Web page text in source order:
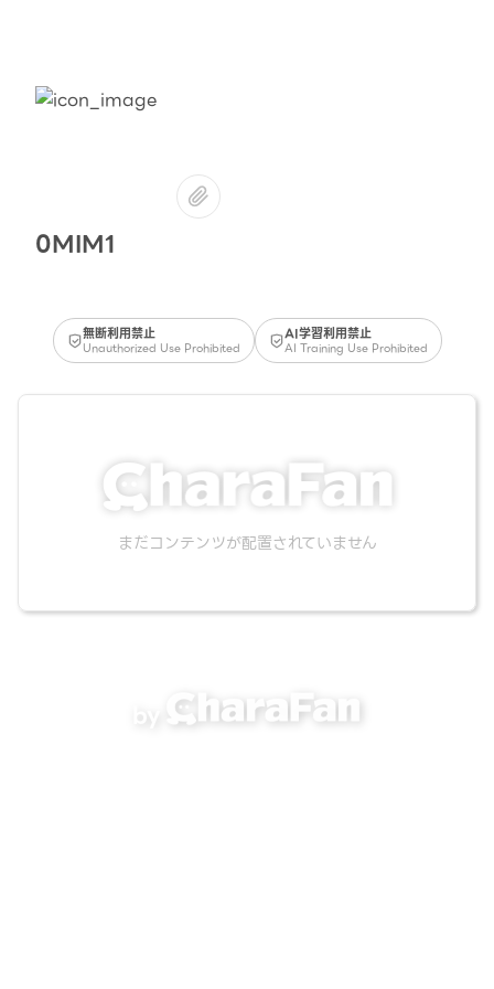
0MIM1
無断利用禁止
Unauthorized Use Prohibited
AI学習利用禁止
AI Training Use Prohibited
まだコンテンツが配置されていません